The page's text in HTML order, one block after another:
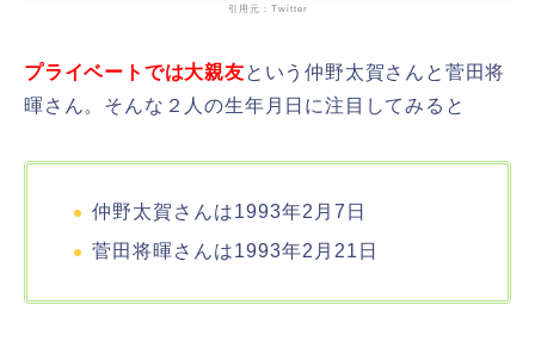
引用元：Twitter
プライベートでは大親友という仲野太賀さんと菅田将
暉さん。そんな２人の生年月日に注目してみると
仲野太賀さんは1993年2月7日
菅田将暉さんは1993年2月21日